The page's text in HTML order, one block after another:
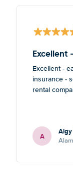
Excellent
Excellent -
insurance -
rental
A